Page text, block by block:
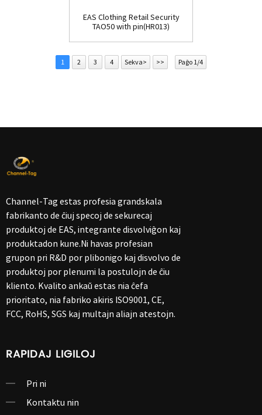
EAS Clothing Retail Security
TAO50 with pin(HR013)
1 2 3 4 Sekva> >> Paĝo 1/4
Channel-Tag estas profesia grandskala
fabrikanto de ĉiuj specoj de sekurecaj
produktoj de EAS, integrante disvolviĝon kaj
produktadon kune.Ni havas profesian
grupon pri R&D por plibonigo kaj disvolvo de
produktoj por plenumi la postulojn de ĉiu
kliento. Kvalito ankaŭ estas nia ĉefa
prioritato, nia fabriko akiris ISO9001, CE,
FCC, RoHS, SGS kaj multajn aliajn atestojn.
RAPIDAJ LIGILOJ
Pri ni
Kontaktu nin